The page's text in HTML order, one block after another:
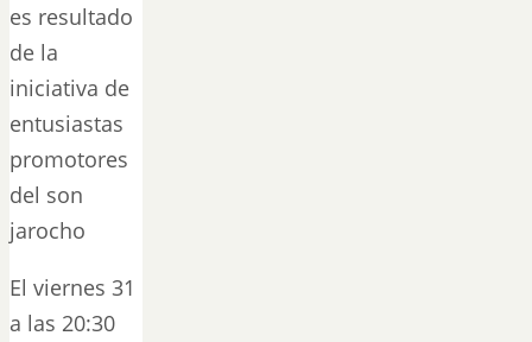
es resultado
de la
iniciativa de
entusiastas
promotores
del son
jarocho
El viernes 31
a las 20:30